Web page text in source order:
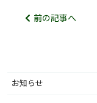
前の記事へ
お知らせ